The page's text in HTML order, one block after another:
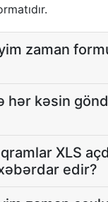
zaman
hər kəsin
XLS
edir?